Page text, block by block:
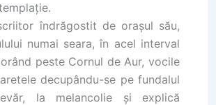
îndrăgostit de oraşul său,
numai seara, în acel interval
peste Cornul de Aur, vocile
decupându-se pe fundalul
la melancolie şi explică